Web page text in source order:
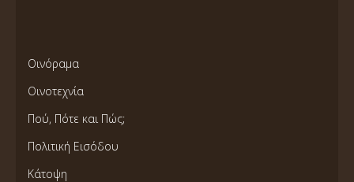
Οινόραμα
Οινοτεχνία
Πού, Πότε και Πώς;
Πολιτική Εισόδου
Κάτοψη